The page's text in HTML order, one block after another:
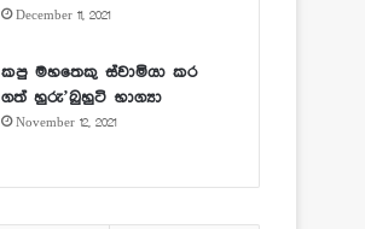
December 11, 2021
කපු මහතෙකු ස්වාමියා කර
ගත් හුරු’බුහුටි භාග්‍යා
November 12, 2021